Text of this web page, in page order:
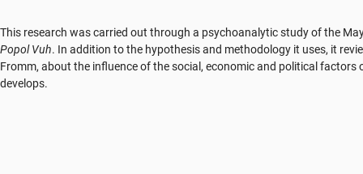
This research was carried out through a psychoanalytic study of the
Popol Vuh. In addition to the hypothesis and methodology it uses, it
Fromm, about the influence of the social, economic and political
develops.